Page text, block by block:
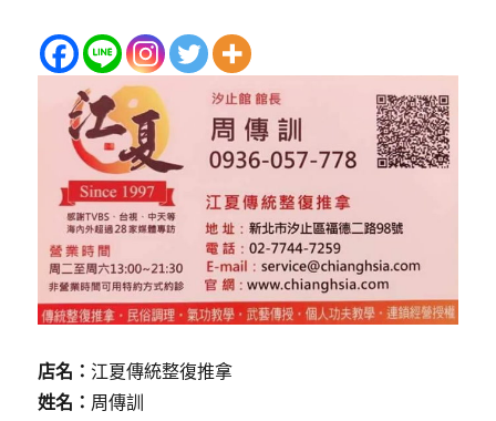
店名： 江夏傳統整復推拿
姓名： 周傳訓